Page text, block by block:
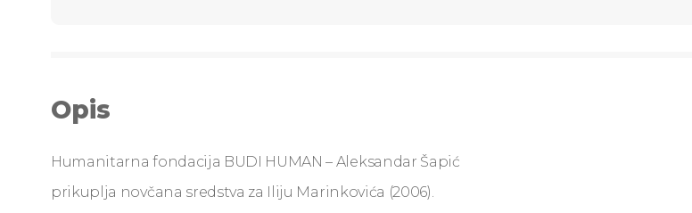
Opis
Humanitarna fondacija BUDI HUMAN – Aleksandar Šapić
prikuplja novčana sredstva za Iliju Marinkovića (2006).